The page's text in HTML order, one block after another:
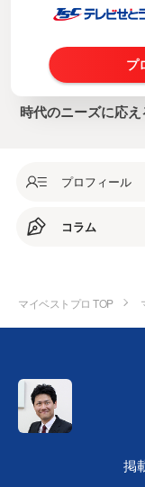
プ
時代のニーズに応
プロフィール
コラム
マイベストプロ TOP
掲